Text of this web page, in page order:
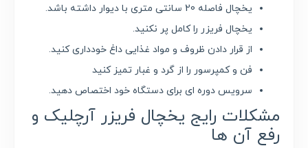
یخچال فاصله 20 سانتی متری با دیوار داشته باشد.
یخچال فریزر را کامل پر نکنید.
از قرار دادن ظروف و مواد غذایی داغ خودداری کنید.
فن و کمپرسور را از گرد و غبار تمیز کنید
سرویس دوره ای برای دستگاه خود اختصاص دهید.
مشکلات رایج یخچال فریزر آرچلیک و
رفع آن ها